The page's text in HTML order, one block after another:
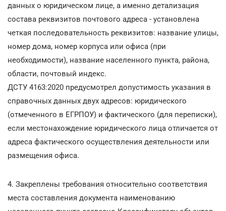
данных о юридическом лице, а именно детализация
состава реквизитов почтового адреса - установлена
четкая последовательность реквизитов: название улицы,
номер дома, номер корпуса или офиса (при
необходимости), название населенного пункта, района,
области, почтовый индекс.
ДСТУ 4163:2020 предусмотрел допустимость указания в
справочных данных двух адресов: юридического
(отмеченного в ЕГРПОУ) и фактического (для переписки),
если местонахождение юридического лица отличается от
адреса фактического осуществления деятельности или
размещения офиса.
4. Закреплены требования относительно соответствия
места составления документа наименованию